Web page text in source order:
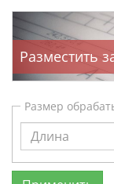
Разместить
Размер